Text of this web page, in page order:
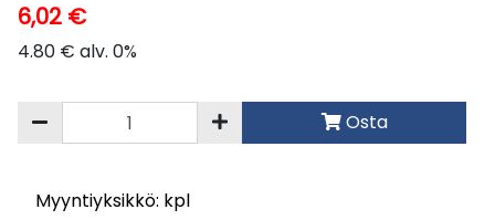
6,02 €
4.80 € alv. 0%
Osta
Myyntiyksikkö: kpl